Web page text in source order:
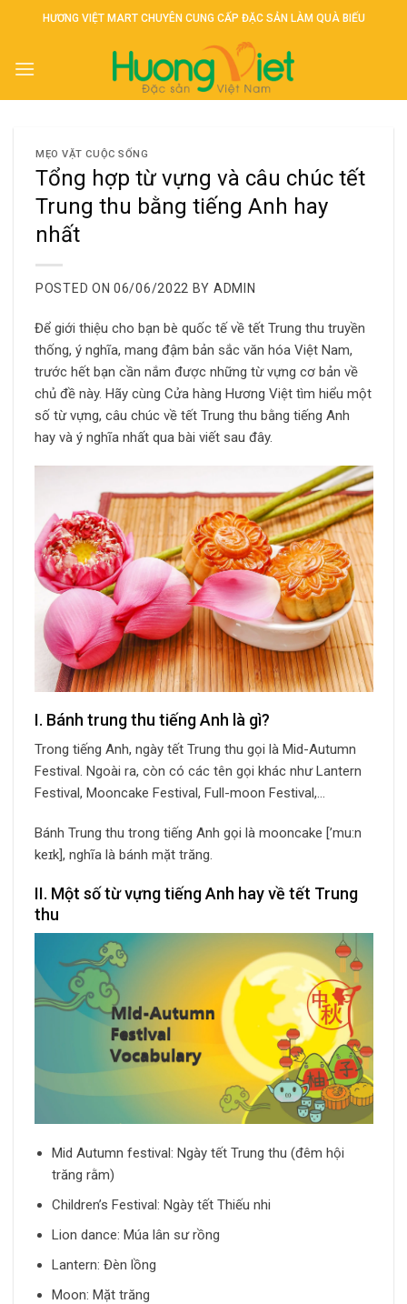
HƯƠNG VIỆT MART CHUYÊN CUNG CẤP ĐẶC SẢN LÀM QUÀ BIẾU
MẸO VẶT CUỘC SỐNG
Tổng hợp từ vựng và câu chúc tết
Trung thu bằng tiếng Anh hay
nhất
POSTED ON 06/06/2022 BY ADMIN
Để giới thiệu cho bạn bè quốc tế về tết Trung thu truyền
thống, ý nghĩa, mang đậm bản sắc văn hóa Việt Nam,
trước hết bạn cần nắm được những từ vựng cơ bản về
chủ đề này. Hãy cùng Cửa hàng Hương Việt tìm hiểu một
số từ vựng, câu chúc về tết Trung thu bằng tiếng Anh
hay và ý nghĩa nhất qua bài viết sau đây.
I. Bánh trung thu tiếng Anh là gì?
Trong tiếng Anh, ngày tết Trung thu gọi là Mid-Autumn
Festival. Ngoài ra, còn có các tên gọi khác như Lantern
Festival, Mooncake Festival, Full-moon Festival,…
Bánh Trung thu trong tiếng Anh gọi là mooncake [’mu:n
keɪk], nghĩa là bánh mặt trăng.
II. Một số từ vựng tiếng Anh hay về tết Trung
thu
Mid Autumn festival: Ngày tết Trung thu (đêm hội
trăng rằm)
Children’s Festival: Ngày tết Thiếu nhi
Lion dance: Múa lân sư rồng
Lantern: Đèn lồng
Moon: Mặt trăng